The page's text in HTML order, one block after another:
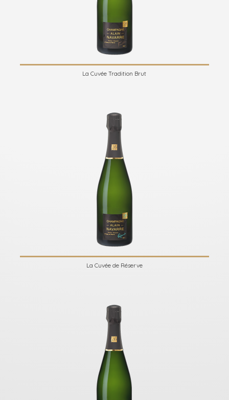
La Cuvée Tradition Brut
La Cuvée de Réserve